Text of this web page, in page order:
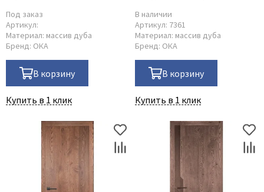
Belwooddoors
Bravo
Brandoors
Bussare
Dircode
El Porta
Под заказ
Артикул:
Материал: массив дуба
Бренд: ОКА
В корзину
Купить в 1 клик
В наличии
Артикул: 7361
Материал: массив дуба
Бренд: ОКА
В корзину
Купить в 1 клик